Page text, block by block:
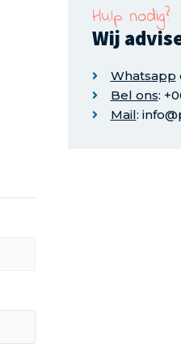
Hulp nodig?
Wij
Whatsapp
Bel ons:
Mail: